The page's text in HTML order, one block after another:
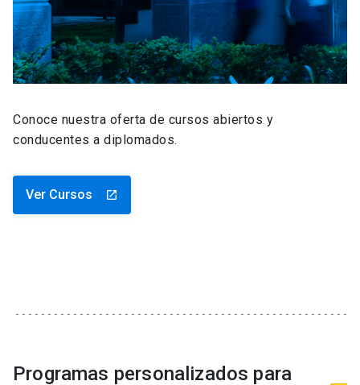
Conoce nuestra oferta de cursos abiertos y
conducentes a diplomados.
Ver Cursos launch
Programas personalizados para